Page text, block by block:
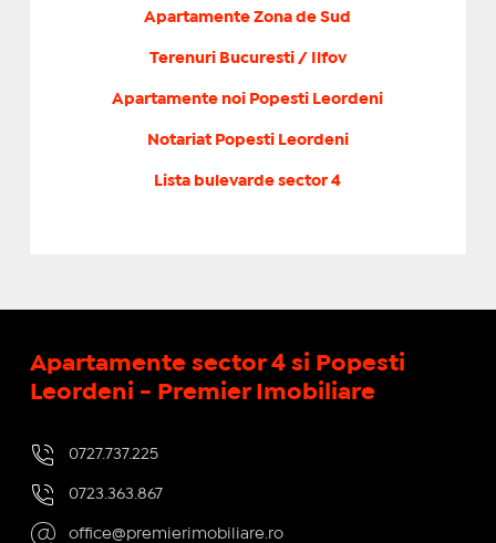
Apartamente Zona de Sud
Terenuri Bucuresti / Ilfov
Apartamente noi Popesti Leordeni
Notariat Popesti Leordeni
Lista bulevarde sector 4
Apartamente sector 4 si Popesti
Leordeni - Premier Imobiliare
0727.737.225
0723.363.867
office@premierimobiliare.ro